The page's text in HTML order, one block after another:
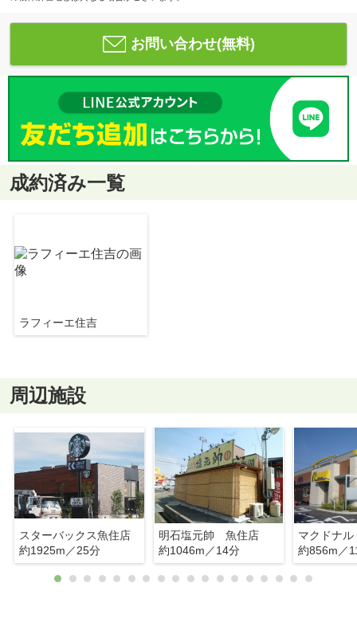
お問い合わせ(無料)
成約済み一覧
ラフィーエ住吉
周辺施設
スターバックス魚住店
約1925m／25分
明石塩元帥 魚住店
約1046m／14分
約856m／